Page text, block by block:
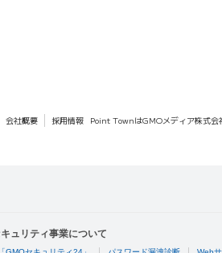
会社概要 採用情報 Point TownはGMOメディア株式会
ュリティ事業について